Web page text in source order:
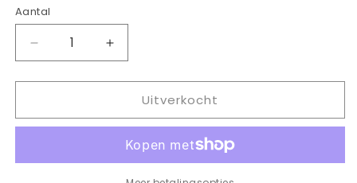
niet
beschikbaarbeschikbaar
Aantal
Aantal
Aantal
verlagen
voor
AFC
WHEATHER
Aantal
verhogen
voor
ADIDAS
AFC
ALL
WHEATHER
Uitverkocht